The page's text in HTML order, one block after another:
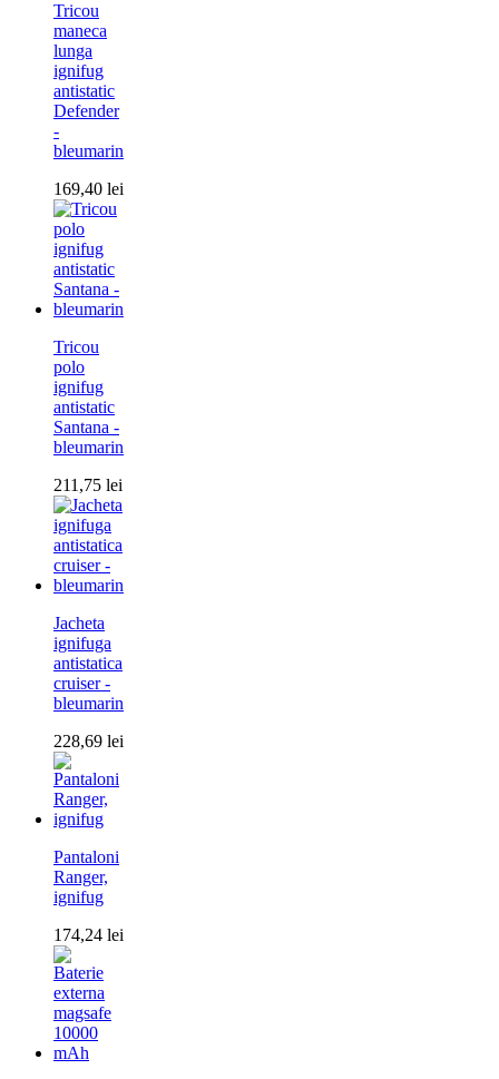
Tricou
maneca
lunga
ignifug
antistatic
Defender
-
bleumarin
169,40 lei
Tricou
polo
ignifug
antistatic
Santana -
bleumarin
211,75 lei
Jacheta
ignifuga
antistatica
cruiser -
bleumarin
228,69 lei
Pantaloni
Ranger,
ignifug
174,24 lei